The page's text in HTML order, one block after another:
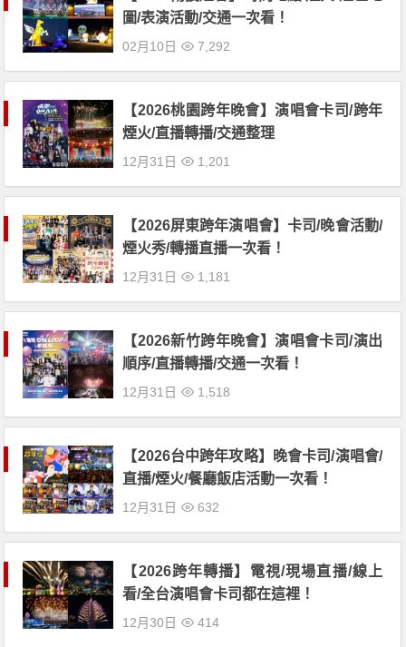
圖/表演活動/交通一次看！
02月10日 7,292
【2026桃園跨年晚會】演唱會卡司/跨年
煙火/直播轉播/交通整理
12月31日 1,201
【2026屏東跨年演唱會】卡司/晚會活動/
煙火秀/轉播直播一次看！
12月31日 1,181
【2026新竹跨年晚會】演唱會卡司/演出
順序/直播轉播/交通一次看！
12月31日 1,518
【2026台中跨年攻略】晚會卡司/演唱會/
直播/煙火/餐廳飯店活動一次看！
12月31日 632
【2026跨年轉播】電視/現場直播/線上
看/全台演唱會卡司都在這裡！
12月30日 414